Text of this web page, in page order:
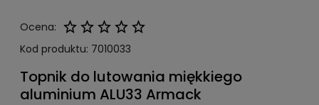
Ocena:
Kod produktu: 7010033
Topnik do lutowania miękkiego
aluminium ALU33 Armack